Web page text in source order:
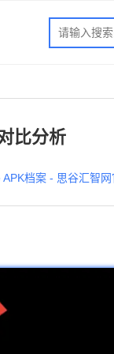
比分析
档案 - 思谷汇智网